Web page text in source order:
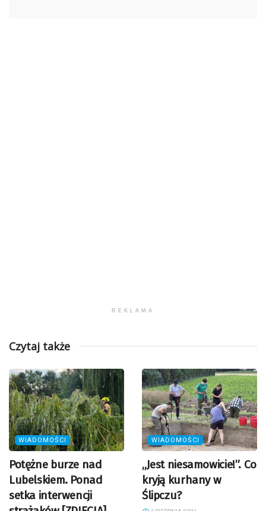
REKLAMA
Czytaj także
WIADOMOŚCI
Potężne burze nad
Lubelskiem. Ponad
setka interwencji
WIADOMOŚCI
„Jest niesamowicie!”. Co
kryją kurhany w
Ślipczu?